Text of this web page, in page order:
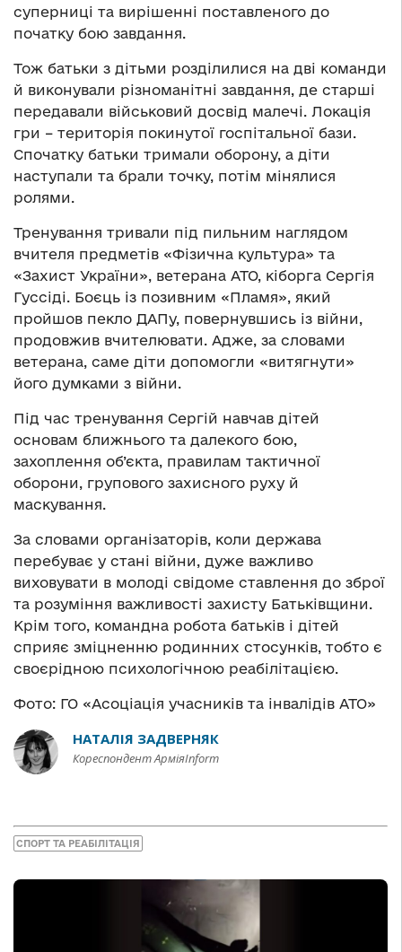
суперниці та вирішенні поставленого до
початку бою завдання.
Тож батьки з дітьми розділилися на дві команди
й виконували різноманітні завдання, де старші
передавали військовий досвід малечі. Локація
гри – територія покинутої госпітальної бази.
Спочатку батьки тримали оборону, а діти
наступали та брали точку, потім мінялися
ролями.
Тренування тривали під пильним наглядом
вчителя предметів «Фізична культура» та
«Захист України», ветерана АТО, кіборга Сергія
Гуcсіді. Боєць із позивним «Пламя», який
пройшов пекло ДАПу, повернувшись із війни,
продовжив вчителювати. Адже, за словами
ветерана, саме діти допомогли «витягнути»
його думками з війни.
Під час тренування Сергій навчав дітей
основам ближнього та далекого бою,
захоплення об’єкта, правилам тактичної
оборони, групового захисного руху й
маскування.
За словами організаторів, коли держава
перебуває у стані війни, дуже важливо
виховувати в молоді свідоме ставлення до зброї
та розуміння важливості захисту Батьківщини.
Крім того, командна робота батьків і дітей
сприяє зміцненню родинних стосунків, тобто є
своєрідною психологічною реабілітацією.
Фото: ГО «Асоціація учасників та інвалідів АТО»
НАТАЛІЯ ЗАДВЕРНЯК
Кореспондент АрміяInform
СПОРТ ТА РЕАБІЛІТАЦІЯ